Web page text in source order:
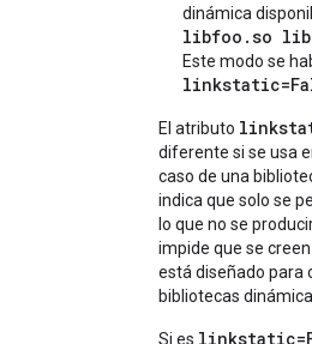
dinámica
libfoo.so
Este modo se
El atributo
diferente si se usa
caso de una
indica que solo se
lo que no se
impide que se
está diseñado para
bibliotecas
Si es